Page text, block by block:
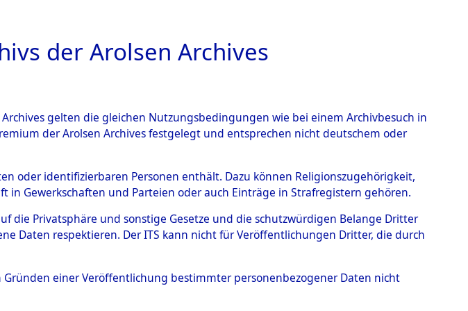
ÜBERSICHT BILD
Mönchkröttendorf - Nützen→0002
der Arolsen Archives
gelten die gleichen Nutzungsbedingungen wie bei einem Archivbesuch in
der Arolsen Archives festgelegt und entsprechen nicht deutschem oder
oder identifizierbaren Personen enthält. Dazu können Religionszugehörigkeit,
Gewerkschaften und Parteien oder auch Einträge in Strafregistern gehören.
die Privatsphäre und sonstige Gesetze und die schutzwürdigen Belange Dritter
Daten respektieren. Der ITS kann nicht für Veröffentlichungen Dritter, die durch
einer Veröffentlichung bestimmter personenbezogener Daten nicht